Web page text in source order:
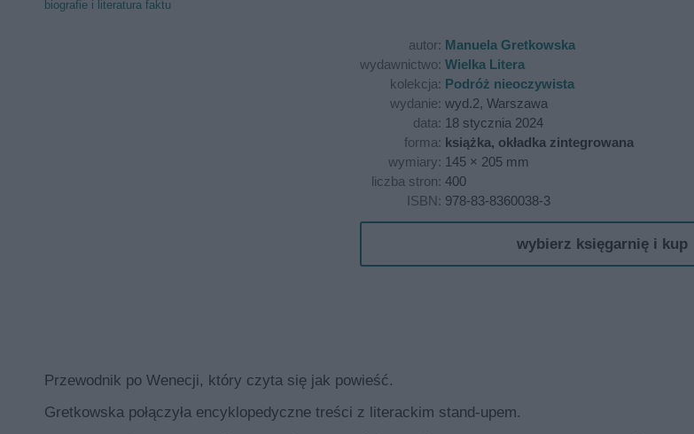
biografie i literatura faktu
autor: Manuela Gretkowska
wydawnictwo: Wielka Litera
kolekcja: Podróż nieoczywista
wydanie: wyd.2, Warszawa
data: 18 stycznia 2024
forma: książka, okładka zintegrowana
wymiary: 145 × 205 mm
liczba stron: 400
ISBN: 978-83-8360038-3
wybierz księgarnię i kup
Przewodnik po Wenecji, który czyta się jak powieść.
Gretkowska połączyła encyklopedyczne treści z literackim stand-upem.